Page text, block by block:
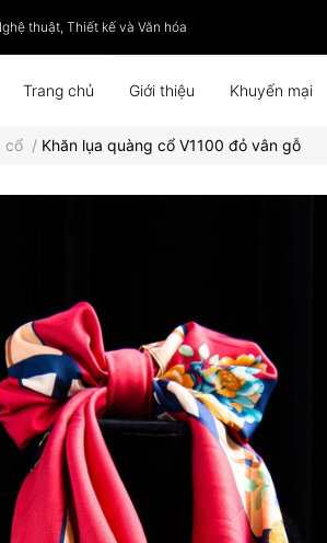
thuật, Thiết kế và Văn hóa
Trang chủ Giới thiệu Khuyến mại
Phụ kiện Tranh lụa Bình phong
cổ / Khăn lụa quàng cổ V1100 đỏ vân gỗ